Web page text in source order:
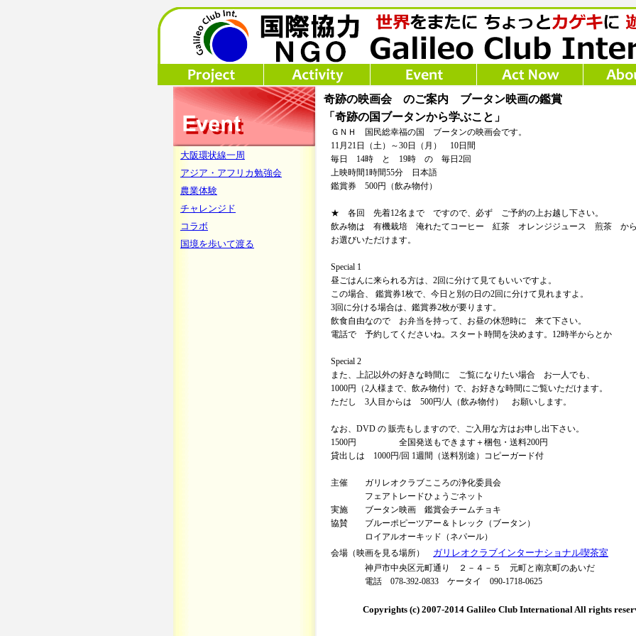
大阪環状線一周
アジア・アフリカ勉強会
農業体験
チャレンジド
コラボ
国境を歩いて渡る
奇跡の映画会 のご案内 ブータン映画の鑑賞
「奇跡の国ブータンから学ぶこと」
ＧＮＨ 国民総幸福の国 ブータンの映画会です。
11月21日（土）～30日（月） 10日間
毎日 14時 と 19時 の 毎日2回
上映時間1時間55分 日本語
鑑賞券 500円（飲み物付）
★ 各回 先着12名まで ですので、必ず ご予約の上お越し下さい。
飲み物は 有機栽培 淹れたてコーヒー 紅茶 オレンジジュース 煎茶 か
お選びいただけます。
Special 1
昼ごはんに来られる方は、2回に分けて見てもいいですよ。
この場合、 鑑賞券1枚で、今日と別の日の2回に分けて見れますよ。
3回に分ける場合は、鑑賞券2枚が要ります。
飲食自由なので お弁当を持って、お昼の休憩時に 来て下さい。
電話で 予約してくださいね。スタート時間を決めます。12時半からとか
Special 2
また、上記以外の好きな時間に ご覧になりたい場合 お一人でも、
1000円（2人様まで、飲み物付）で、お好きな時間にご覧いただけます。
ただし 3人目からは 500円/人（飲み物付） お願いします。
なお、DVD の 販売もしますので、ご入用な方はお申し出下さい。
1500円 全国発送もできます＋梱包・送料200円
貸出しは 1000円/回 1週間（送料別途）コピーガード付
主催 ガリレオクラブこころの浄化委員会
フェアトレードひょうごネット
実施 ブータン映画 鑑賞会チームチョキ
協賛 ブルーポピーツアー＆トレック（ブータン）
ロイアルオーキッド（ネパール）
会場（映画を見る場所） ガリレオクラブインターナショナル喫茶室
神戸市中央区元町通り ２－４－５ 元町と南京町のあいだ
電話 078-392-0833 ケータイ 090-1718-0625
Copyrights (c) 2007-2014 Galileo Club International All rights